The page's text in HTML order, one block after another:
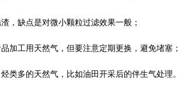
，缺点是对微小颗粒过滤效果一般；
加工用天然气，但要注意定期更换，避免堵塞；
类多的天然气，比如油田开采后的伴生气处理。